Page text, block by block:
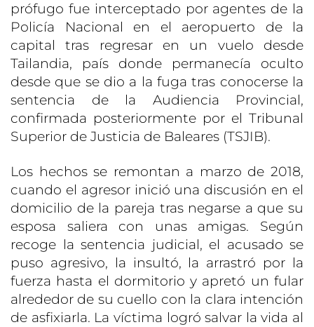
prófugo fue interceptado por agentes de la
Policía Nacional en el aeropuerto de la
capital tras regresar en un vuelo desde
Tailandia, país donde permanecía oculto
desde que se dio a la fuga tras conocerse la
sentencia de la Audiencia Provincial,
confirmada posteriormente por el Tribunal
Superior de Justicia de Baleares (TSJIB).
Los hechos se remontan a marzo de 2018,
cuando el agresor inició una discusión en el
domicilio de la pareja tras negarse a que su
esposa saliera con unas amigas. Según
recoge la sentencia judicial, el acusado se
puso agresivo, la insultó, la arrastró por la
fuerza hasta el dormitorio y apretó un fular
alrededor de su cuello con la clara intención
de asfixiarla. La víctima logró salvar la vida al